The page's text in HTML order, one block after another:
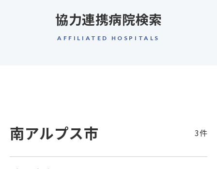
協力連携病院検索
AFFILIATED HOSPITALS
南アルプス市 3件